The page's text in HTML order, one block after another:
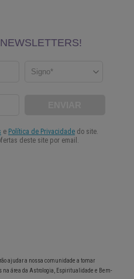
ajudar a nossa comunidade a tomar
área da Astrologia, Espiritualidade e Bem-